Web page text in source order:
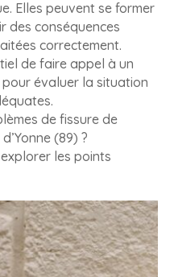
Elles peuvent se former
des conséquences
correctement.
de faire appel à un
évaluer la situation
de fissure de
(89) ?
les points